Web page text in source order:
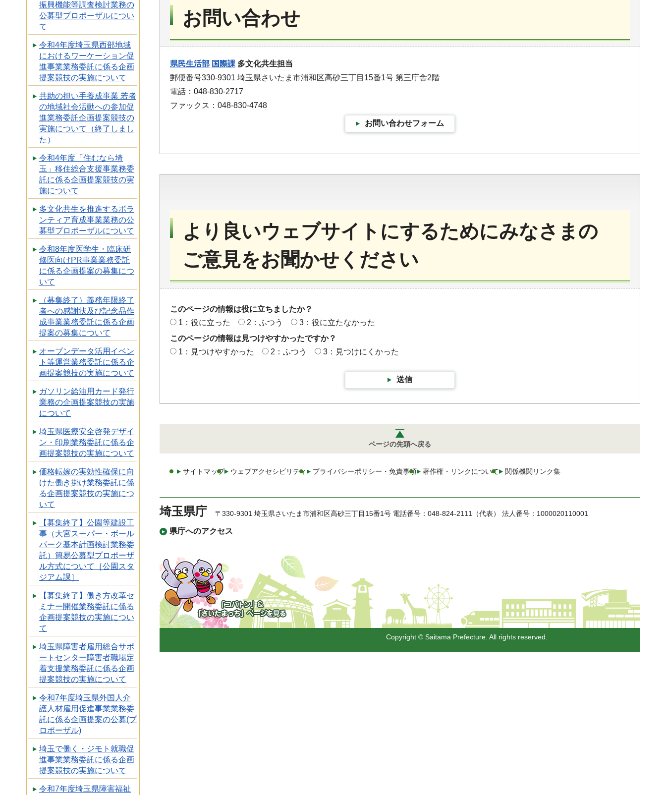
振興機能等調査検討業務の
公募型プロポーザルについ
て
令和4年度埼玉県西部地域
におけるワーケーション促
進事業業務委託に係る企画
提案競技の実施について
共助の担い手養成事業 若者
の地域社会活動への参加促
進業務委託企画提案競技の
実施について（終了しまし
た）
令和4年度「住むなら埼
玉」移住総合支援事業務委
託に係る企画提案競技の実
施について
多文化共生を推進するボラ
ンティア育成事業業務の公
募型プロポーザルについて
令和8年度医学生・臨床研
修医向けPR事業業務委託
に係る企画提案の募集につ
いて
（募集終了）義務年限終了
者への感謝状及び記念品作
成事業業務委託に係る企画
提案の募集について
オープンデータ活用イベン
ト等運営業務委託に係る企
画提案競技の実施について
ガソリン給油用カード発行
業務の企画提案競技の実施
について
埼玉県医療安全啓発デザイ
ン・印刷業務委託に係る企
画提案競技の実施について
価格転嫁の実効性確保に向
けた働き掛け業務委託に係
る企画提案競技の実施につ
いて
【募集終了】公園等建設工
事（大宮スーパー・ボール
パーク基本計画検討業務委
託）簡易公募型プロポーザ
ル方式について［公園スタ
ジアム課］
【募集終了】働き方改革セ
ミナー開催業務委託に係る
企画提案競技の実施につい
て
埼玉県障害者雇用総合サポ
ートセンター障害者職場定
着支援業務委託に係る企画
提案競技の実施について
令和7年度埼玉県外国人介
護人材雇用促進事業業務委
託に係る企画提案の公募(プ
ロポーザル)
埼玉で働く・ジモト就職促
進事業業務委託に係る企画
提案競技の実施について
令和7年度埼玉県障害福祉
お問い合わせ
県民生活部 国際課 多文化共生担当
郵便番号330-9301 埼玉県さいたま市浦和区高砂三丁目15番1号 第三庁舎2階
電話：048-830-2717
ファックス：048-830-4748
お問い合わせフォーム
より良いウェブサイトにするためにみなさまの
ご意見をお聞かせください
このページの情報は役に立ちましたか？
1：役に立った
2：ふつう
3：役に立たなかった
このページの情報は見つけやすかったですか？
1：見つけやすかった
2：ふつう 3：見つけにくかった
送信
ページの先頭へ戻る
サイトマップ ウェブアクセシビリティ プライバシーポリシー・免責事項 著作権・リンクについて 関係機関リンク集
埼玉県庁
県庁へのアクセス
〒330-9301 埼玉県さいたま市浦和区高砂三丁目15番1号 電話番号：048-824-2111（代表） 法人番号：1000020110001
「コバトン」&「さいた
まっち」
Copyright © Saitama Prefecture. All rights reserved.